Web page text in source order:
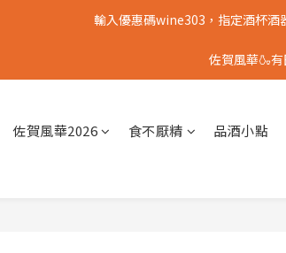
輸入優惠碼wine303，指定酒杯酒
佐賀風華🍶
佐賀風華2026 食不厭精 品酒小點